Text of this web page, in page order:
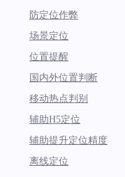
防定位作弊
场景定位
位置提醒
国内外位置判断
移动热点判别
辅助H5定位
辅助提升定位精度
离线定位